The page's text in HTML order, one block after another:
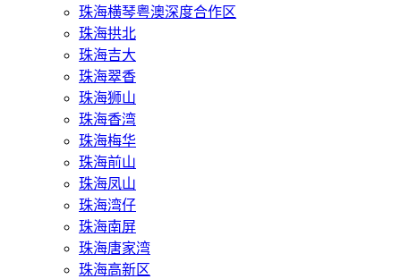
珠海横琴粤澳深度合作区
珠海拱北
珠海吉大
珠海翠香
珠海狮山
珠海香湾
珠海梅华
珠海前山
珠海凤山
珠海湾仔
珠海南屏
珠海唐家湾
珠海高新区